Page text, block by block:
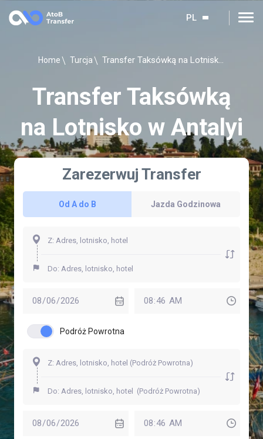
PL
Home Turcja Transfer Taksówką na Lotnisko w Antalyi
Transfer Taksówką
na Lotnisko w Antalyi
Zarezerwuj Transfer
Od A do B Jazda Godzinowa
Podróż Powrotna